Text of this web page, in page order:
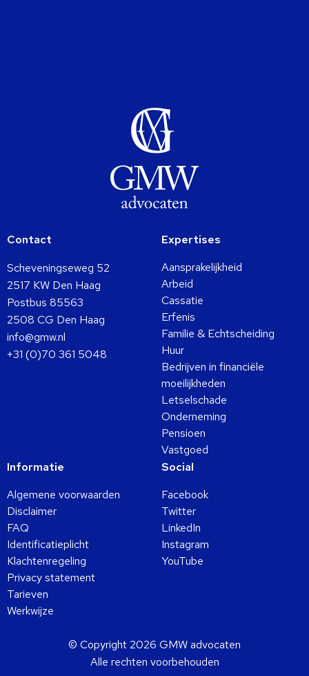
Contact
Scheveningseweg 52
2517 KW Den Haag
Postbus 85563
2508 CG Den Haag
info@gmw.nl
+31 (0)70 361 5048
Expertises
Aansprakelijkheid
Arbeid
Cassatie
Erfenis
Familie & Echtscheiding
Huur
Bedrijven in financiële
moeilijkheden
Letselschade
Onderneming
Pensioen
Vastgoed
Informatie
Algemene voorwaarden
Disclaimer
FAQ
Identificatieplicht
Klachtenregeling
Privacy statement
Tarieven
Werkwijze
Social
Facebook
Twitter
LinkedIn
Instagram
YouTube
© Copyright 2026 GMW advocaten
Alle rechten voorbehouden